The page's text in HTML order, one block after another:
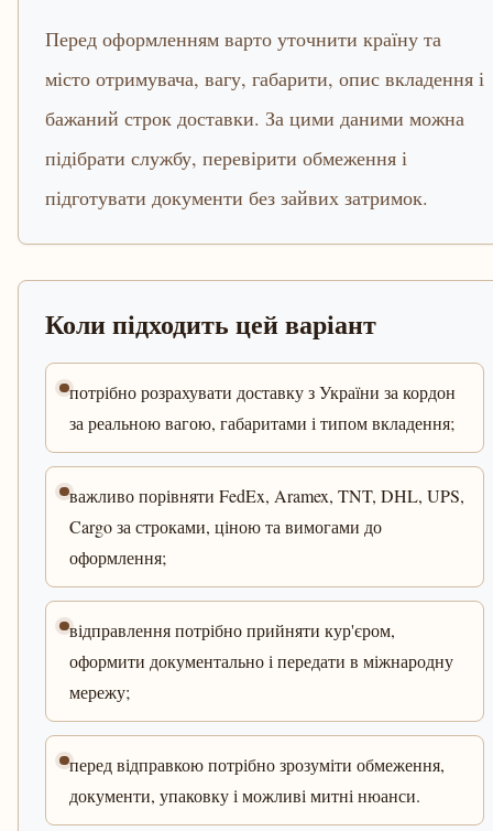
Перед оформленням варто уточнити країну та
місто отримувача, вагу, габарити, опис вкладення і
бажаний строк доставки. За цими даними можна
підібрати службу, перевірити обмеження і
підготувати документи без зайвих затримок.
Коли підходить цей варіант
потрібно розрахувати доставку з України за кордон
за реальною вагою, габаритами і типом вкладення;
важливо порівняти FedEx, Aramex, TNT, DHL, UPS,
Cargo за строками, ціною та вимогами до
оформлення;
відправлення потрібно прийняти кур'єром,
оформити документально і передати в міжнародну
мережу;
перед відправкою потрібно зрозуміти обмеження,
документи, упаковку і можливі митні нюанси.